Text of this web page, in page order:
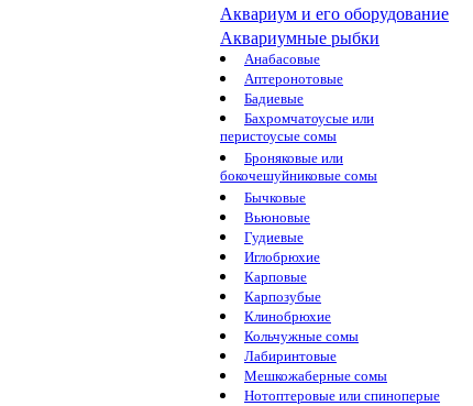
Аквариум и его оборудование
Аквариумные рыбки
Анабасовые
Аптеронотовые
Бадиевые
Бахромчатоусые или
перистоусые сомы
Броняковые или
бокочешуйниковые сомы
Бычковые
Вьюновые
Гудиевые
Иглобрюхие
Карповые
Карпозубые
Клинобрюхие
Кольчужные сомы
Лабиринтовые
Мешкожаберные сомы
Нотоптеровые или спиноперые